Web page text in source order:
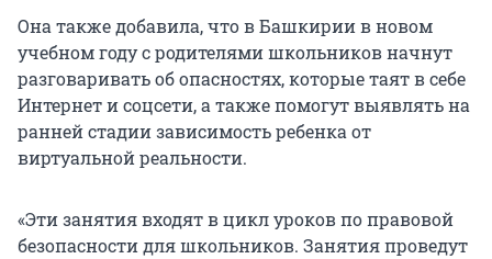
Она также добавила, что в Башкирии в новом
учебном году с родителями школьников начнут
разговаривать об опасностях, которые таят в себе
Интернет и соцсети, а также помогут выявлять на
ранней стадии зависимость ребенка от
виртуальной реальности.
«Эти занятия входят в цикл уроков по правовой
безопасности для школьников. Занятия проведут